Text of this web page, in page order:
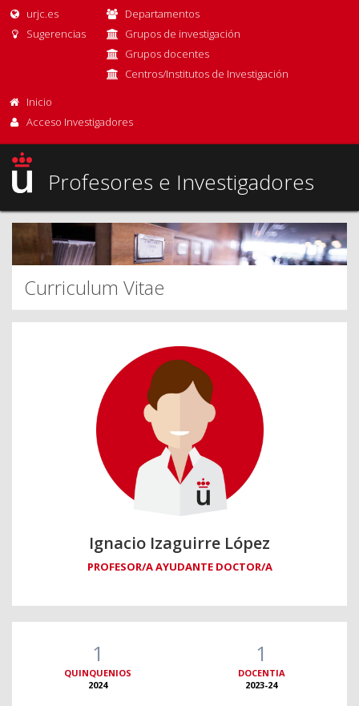
urjc.es
Sugerencias
Departamentos
Grupos de investigación
Grupos docentes
Centros/Institutos de Investigación
Inicio
Acceso Investigadores
Profesores e Investigadores
Curriculum Vitae
Ignacio Izaguirre López
PROFESOR/A AYUDANTE DOCTOR/A
1
QUINQUENIOS
2024
1
DOCENTIA
2023-24